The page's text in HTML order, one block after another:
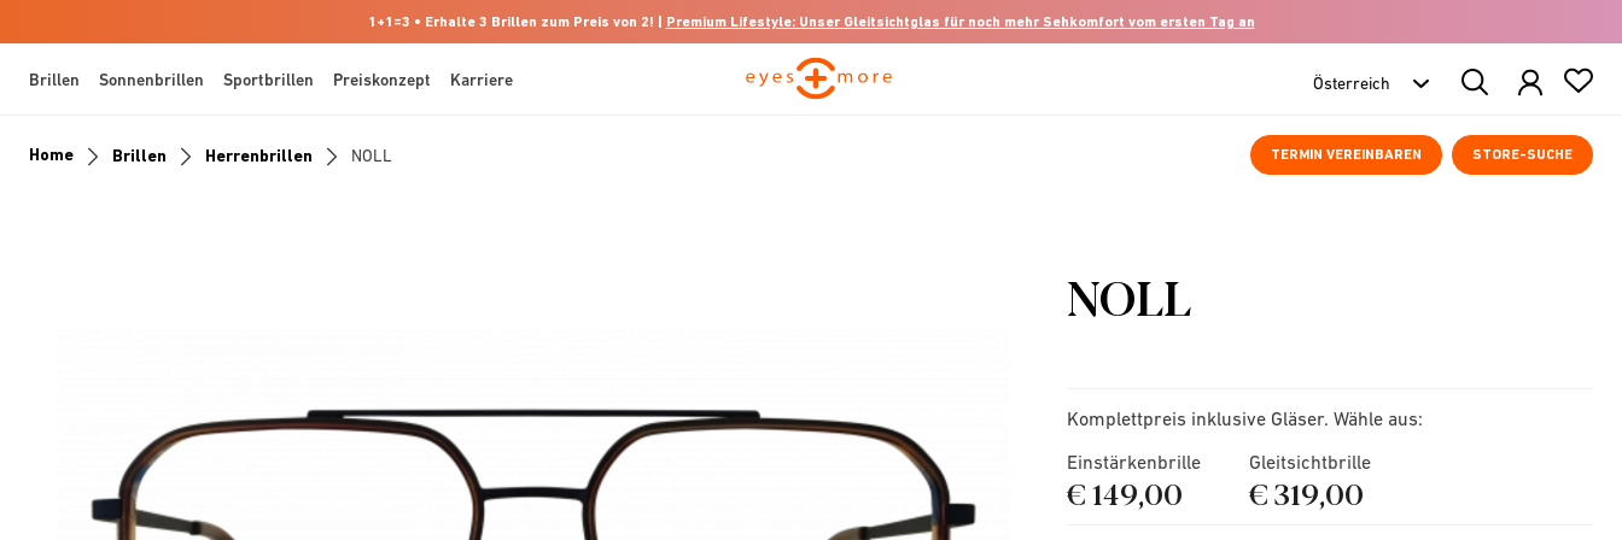
1+1=3 • Erhalte 3 Brillen zum Preis von 2! | Premium Lifestyle: Unser Gleitsichtglas für noch mehr Sehkomfort vom ersten Tag an
Brillen Sonnenbrillen Sportbrillen Preiskonzept Karriere
Search
Products
TERMIN VEREINBAREN STORE-SUCHE
Home Brillen Herrenbrillen NOLL
NOLL
Komplettpreis inklusive Gläser. Wähle aus:
Einstärkenbrille
€ 149,00
Gleitsichtbrille
€ 319,00